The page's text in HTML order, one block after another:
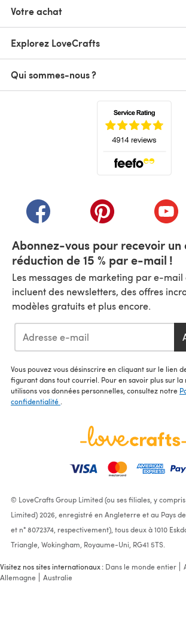
Votre achat
Explorez LoveCrafts
Qui sommes-nous ?
(s'ouvre dans un nouvel onglet)
(s'ouvre dans un
Abonnez-vous pour recevoir un
réduction de 15 % par e-mail !
Les messages de marketing par e-mail
incluent des newsletters, des offres
modèles gratuits et plus encore.
Vous pouvez vous désinscrire en cliquant sur le lien
figurant dans tout courriel. Pour en savoir plus sur
utilisons vos données personnelles, consultez notre
confidentialité
© LoveCrafts Group Limited (ou ses filiales, y
Limited) 2026, enregistré en Angleterre et au Pays de
et n° 8072374, respectivement), tous deux à 1010
Triangle, Wokingham, Royaume-Uni, RG41 5TS.
Visitez nos sites internationaux : Dans le monde entier
Allemagne
Australie